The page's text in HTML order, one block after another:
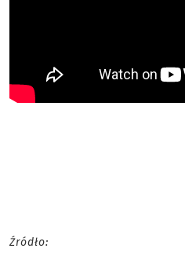
Źródło: